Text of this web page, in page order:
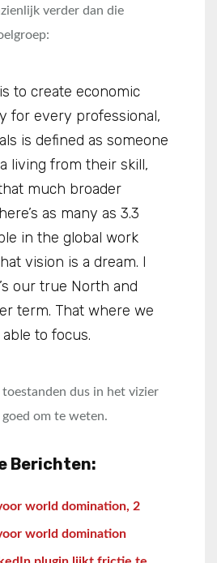
verder dan die
to create economic
for every professional,
is defined as someone
living from their skill,
much broader
as many as 3.3
in the global work
vision is a dream. I
our true North and
term. That where we
to focus.
toestanden dus in het vizier
om te weten.
Berichten:
world domination, 2
world domination